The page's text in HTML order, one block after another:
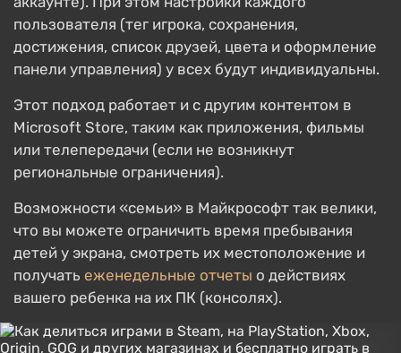
пользователя (тег игрока, сохранения,
достижения, список друзей, цвета и оформление
панели управления) у всех будут индивидуальны.
Этот подход работает и с другим контентом в
Microsoft Store, таким как приложения, фильмы
или телепередачи (если не возникнут
региональные ограничения).
Возможности «семьи» в Майкрософт так велики,
что вы можете ограничить время пребывания
детей у экрана, смотреть их местоположение и
получать еженедельные отчеты о действиях
вашего ребенка на их ПК (консолях).